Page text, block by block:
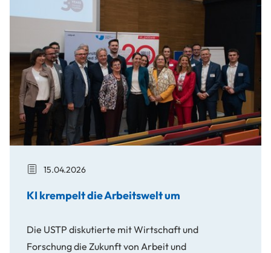
15.04.2026
KI krempelt die Arbeitswelt um
Die USTP diskutierte mit Wirtschaft und
Forschung die Zukunft von Arbeit und